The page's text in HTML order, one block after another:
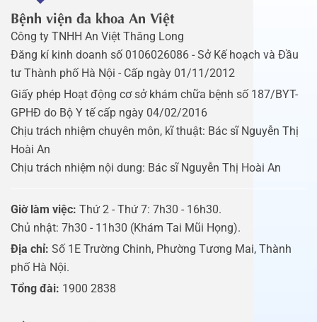
Bệnh viện đa khoa An Việt
Công ty TNHH An Việt Thăng Long
Đăng kí kinh doanh số 0106026086 - Sở Kế hoạch và Đầu
tư Thành phố Hà Nội - Cấp ngày 01/11/2012
Giấy phép Hoạt động cơ sở khám chữa bệnh số 187/BYT-
GPHĐ do Bộ Y tế cấp ngày 04/02/2016
Chịu trách nhiệm chuyên môn, kĩ thuật: Bác sĩ Nguyễn Thị
Hoài An
Chịu trách nhiệm nội dung: Bác sĩ Nguyễn Thị Hoài An
Giờ làm việc: Thứ 2 - Thứ 7: 7h30 - 16h30.
Chủ nhật: 7h30 - 11h30 (Khám Tai Mũi Họng).
Địa chỉ: Số 1E Trường Chinh, Phường Tương Mai, Thành
phố Hà Nội.
Tổng đài: 1900 2838